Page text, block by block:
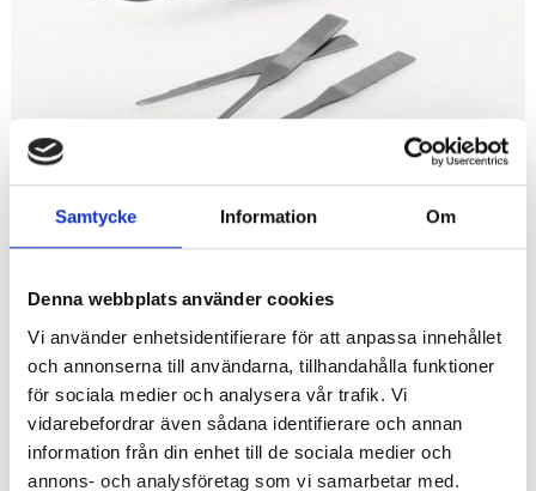
Samtycke Information Om
Denna webbplats använder cookies
Vi använder enhetsidentifierare för att anpassa innehållet
och annonserna till användarna, tillhandahålla funktioner
för sociala medier och analysera vår trafik. Vi
vidarebefordrar även sådana identifierare och annan
information från din enhet till de sociala medier och
annons- och analysföretag som vi samarbetar med.
1 145KR
Antal